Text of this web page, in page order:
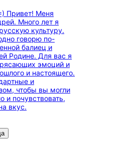
Привет! Меня
Много лет я
культуру.
говорю по-
балиец и
Родине. Для вас я
эмоций и
и настоящего.
и
чтобы вы могли
и почувствовать,
вкус.